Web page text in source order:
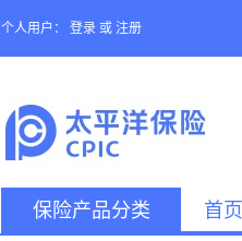
个人用户： 登录 或 注册
保险产品分类 首页